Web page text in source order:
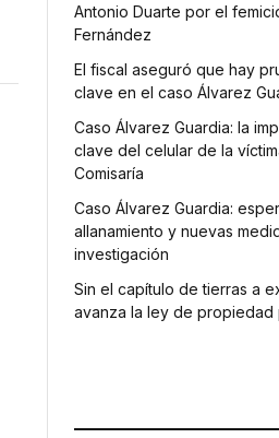
Antonio Duarte por el
Fernández
El fiscal aseguró que hay
clave en el caso Álvarez
Caso Álvarez Guardia: la
clave del celular de la
Comisaría
Caso Álvarez Guardia:
allanamiento y nuevas
investigación
Sin el capítulo de tierras a
avanza la ley de propiedad